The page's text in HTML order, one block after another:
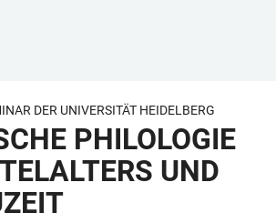
DER UNIVERSITÄT HEIDELBERG
PHILOLOGIE
UND